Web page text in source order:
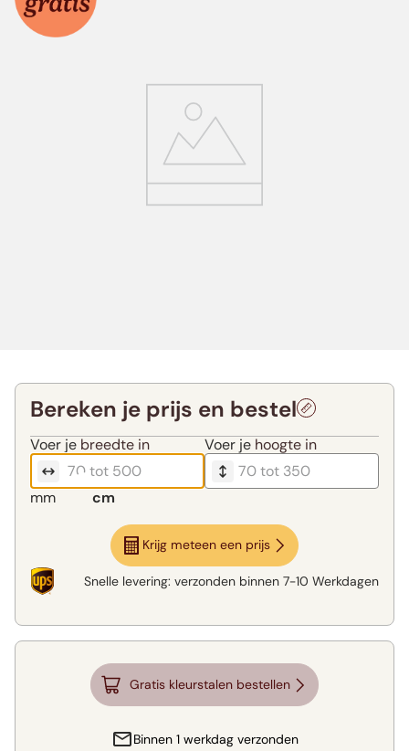
Bereken je prijs en bestel
Voer je breedte in Voer je hoogte in
mm cm
Krijg meteen een prijs
Snelle levering: verzonden binnen 7-10 Werkdagen
Gratis kleurstalen bestellen
Binnen 1 werkdag verzonden